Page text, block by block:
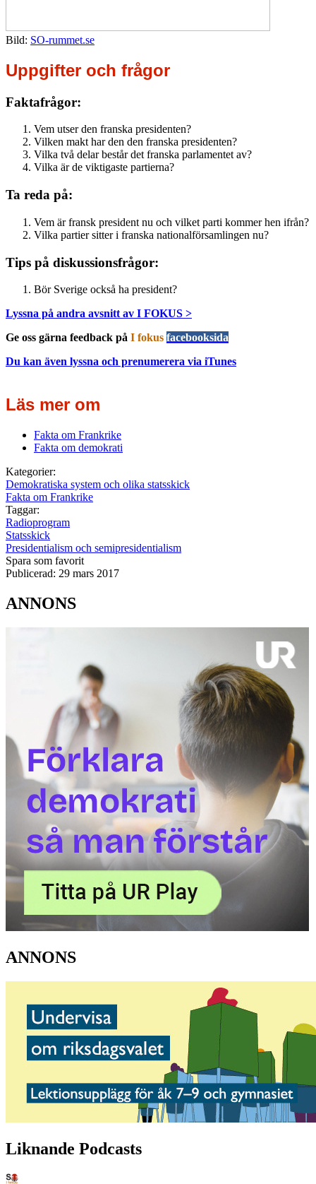
Bild: SO-rummet.se
Uppgifter och frågor
Faktafrågor:
Vem utser den franska presidenten?
Vilken makt har den den franska presidenten?
Vilka två delar består det franska parlamentet av?
Vilka är de viktigaste partierna?
Ta reda på:
Vem är fransk president nu och vilket parti kommer hen ifrån?
Vilka partier sitter i franska nationalförsamlingen nu?
Tips på diskussionsfrågor:
Bör Sverige också ha president?
Lyssna på andra avsnitt av I FOKUS >
Ge oss gärna feedback på I fokus facebooksida
Du kan även lyssna och prenumerera via iTunes
Läs mer om
Fakta om Frankrike
Fakta om demokrati
Kategorier:
Demokratiska system och olika statsskick
Fakta om Frankrike
Taggar:
Radioprogram
Statsskick
Presidentialism och semipresidentialism
Spara som favorit
Publicerad: 29 mars 2017
ANNONS
ANNONS
Liknande Podcasts